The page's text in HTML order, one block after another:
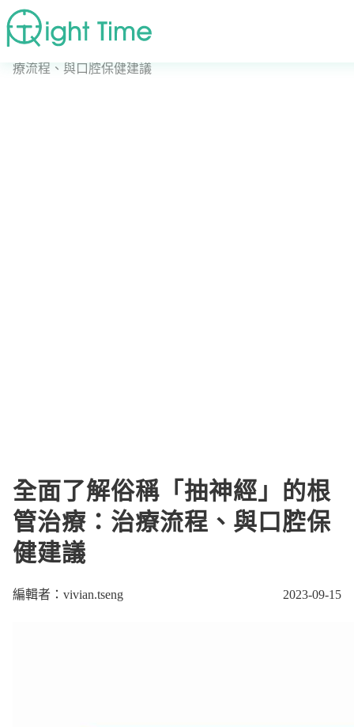
首頁» 診療方式
療流程、與口腔保健建議
全面了解俗稱「抽神經」的根
管治療：治療流程、與口腔保
健建議
編輯者：vivian.tseng 2023-09-15